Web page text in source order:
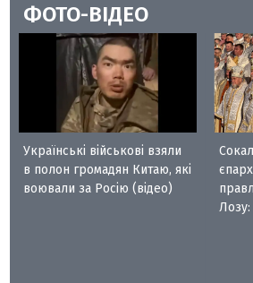
ФОТО-ВІДЕО
Українські військові взяли
в полон громадян Китаю, які
воювали за Росію (відео)